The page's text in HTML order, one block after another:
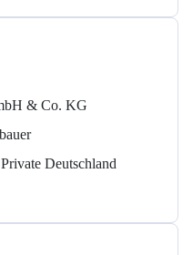
& Co. KG
Deutschland